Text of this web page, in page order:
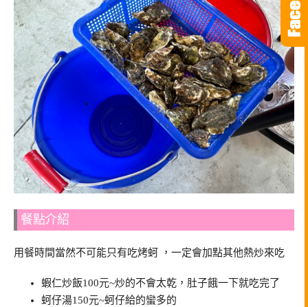
餐點介紹
用餐時間當然不可能只有吃烤蚵 ，一定會加點其他熱炒來吃
蝦仁炒飯100元~炒的不會太乾，肚子餓一下就吃完了
蚵仔湯150元~蚵仔給的蠻多的